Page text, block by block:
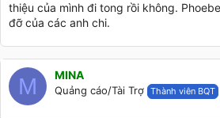
thiệu của mình đi tong rồi không.
đỡ của các anh chi.
M MINA
Quảng cáo/Tài Trợ Thành viên BQT